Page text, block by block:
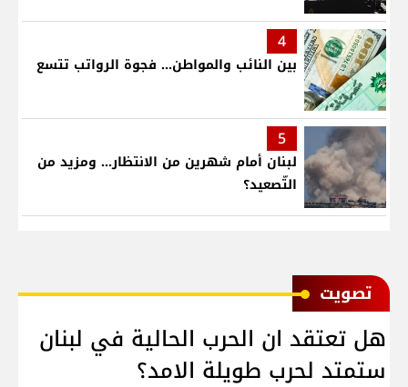
4
بين النائب والمواطن... فجوة الرواتب تتسع
5
لبنان أمام شهرين من الانتظار... ومزيد من
التّصعيد؟
ﺗﺼﻮﻳﺖ
هل تعتقد ان الحرب الحالية في لبنان
ستمتد لحرب طويلة الامد؟